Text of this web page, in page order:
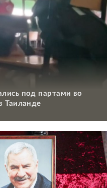
под партами во
Таиланде